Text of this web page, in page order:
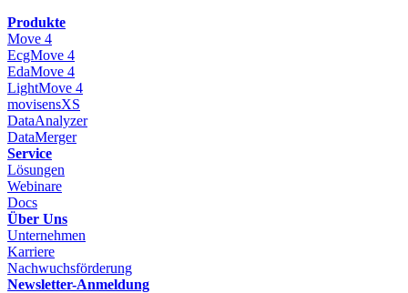
Produkte
Move 4
EcgMove 4
EdaMove 4
LightMove 4
movisensXS
DataAnalyzer
DataMerger
Service
Lösungen
Webinare
Docs
Über Uns
Unternehmen
Karriere
Nachwuchsförderung
Newsletter-Anmeldung